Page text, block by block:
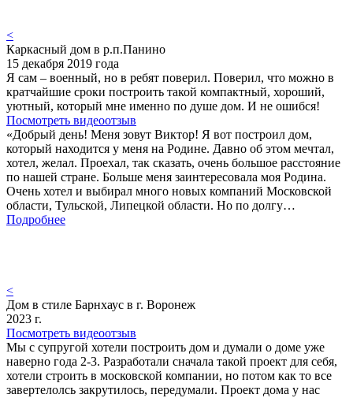
<
Каркасный дом в р.п.Панино
15 декабря 2019 года
Я сам – военный, но в ребят поверил. Поверил, что можно в
кратчайшие сроки построить такой компактный, хороший,
уютный, который мне именно по душе дом. И не ошибся!
Посмотреть видеоотзыв
«Добрый день! Меня зовут Виктор! Я вот построил дом,
который находится у меня на Родине. Давно об этом мечтал,
хотел, желал. Проехал, так сказать, очень большое расстояние
по нашей стране. Больше меня заинтересовала моя Родина.
Очень хотел и выбирал много новых компаний Московской
области, Тульской, Липецкой области. Но по долгу…
Подробнее
<
Дом в стиле Барнхаус в г. Воронеж
2023 г.
Посмотреть видеоотзыв
Мы с супругой хотели построить дом и думали о доме уже
наверно года 2-3. Разработали сначала такой проект для себя,
хотели строить в московской компании, но потом как то все
завертелолсь закрутилось, передумали. Проект дома у нас